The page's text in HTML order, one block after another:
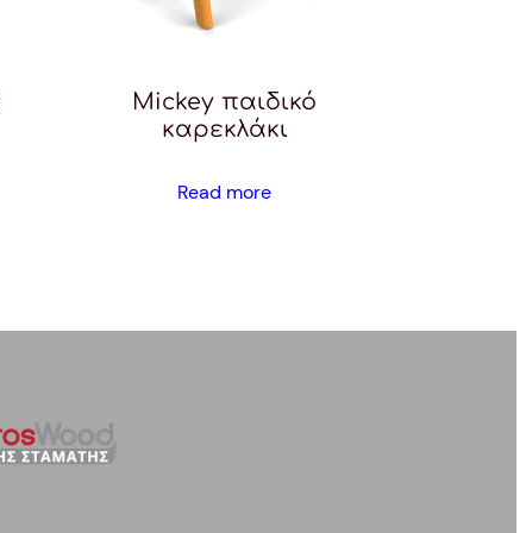
Mickey παιδικό
καρεκλάκι
Read more